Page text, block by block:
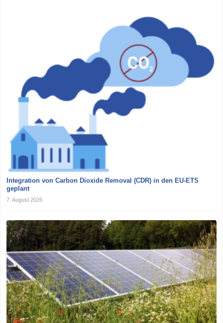
Integration von Carbon Dioxide Removal (CDR) in den EU-ETS
geplant
7. August 2026